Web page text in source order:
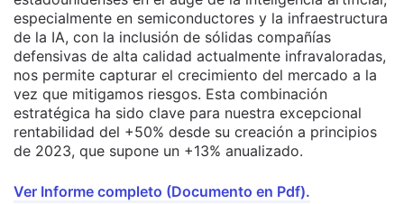
especialmente en semiconductores y la infraestructura
de la IA, con la inclusión de sólidas compañías
defensivas de alta calidad actualmente infravaloradas,
nos permite capturar el crecimiento del mercado a la
vez que mitigamos riesgos. Esta combinación
estratégica ha sido clave para nuestra excepcional
rentabilidad del +50% desde su creación a principios
de 2023, que supone un +13% anualizado.
Ver Informe completo (Documento en Pdf).